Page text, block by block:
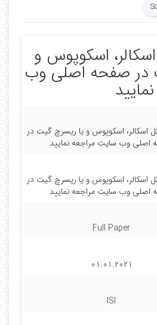
اسکوپوس و
در صفحه اصلی وب
اسکالر، اسکوپوس و یا ریسرچ گیت در
اصلی وب سایت مراجعه نمایید
اسکالر، اسکوپوس و یا ریسرچ گیت در
اصلی وب سایت مراجعه نمایید
Full Paper
01.01.2021
ISI